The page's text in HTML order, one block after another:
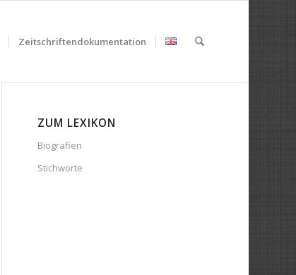
Zeitschriftendokumentation
ZUM LEXIKON
Biografien
Stichworte